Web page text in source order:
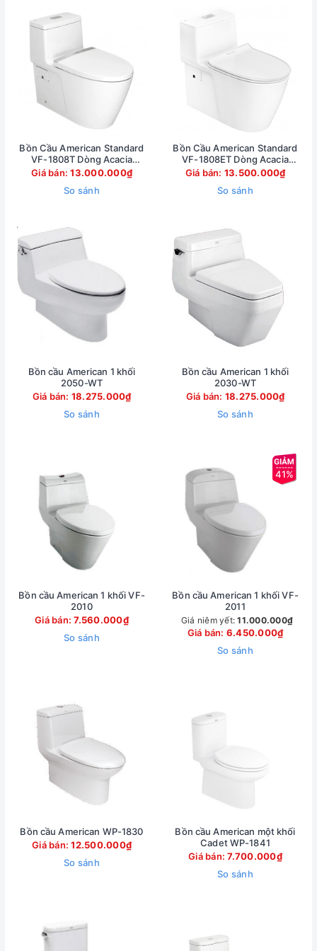
Bồn Cầu American Standard
VF-1808T Dòng Acacia
Evolution Xả Xoáy
Giá bán:13.000.000₫
So sánh
Bồn Cầu American Standard
VF-1808ET Dòng Acacia
Supasleek Xả Xoáy
Giá bán: 13.500.000₫
So sánh
Bồn cầu American 1 khối
2050-WT
Giá bán: 18.275.000₫
So sánh
Bồn cầu American 1 khối
2030-WT
Giá bán: 18.275.000₫
So sánh
Bồn cầu American 1 khối VF-
2010
Giá bán:7.560.000₫
So sánh
41%
Bồn cầu American 1 khối VF-
2011
Giá niêm yết:11.000.000₫
Giá bán: 6.450.000₫
So sánh
Bồn cầu American WP-1830
Giá bán:12.500.000₫
So sánh
Bồn cầu American một khối
Cadet WP-1841
Giá bán:7.700.000₫
So sánh